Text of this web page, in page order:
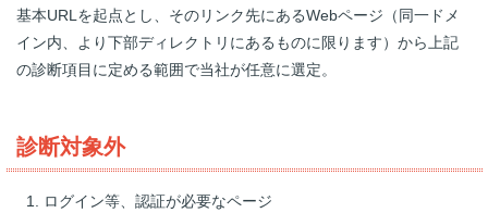
基本URLを起点とし、そのリンク先にあるWebページ（同一ドメ
イン内、より下部ディレクトリにあるものに限ります）から上記
の診断項目に定める範囲で当社が任意に選定。
診断対象外
ログイン等、認証が必要なページ